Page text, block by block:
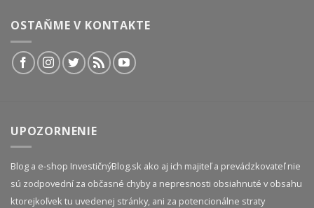
OSTAŇME V KONTAKTE
UPOZORNENIE
Blog a e-shop InvestičnýBlog.sk ako aj ich majiteľ a prevádzkovateľ nie
sú zodpovední za občasné chyby a nepresnosti obsiahnuté v obsahu
ktorejkoľvek tu uvedenej stránky, ani za potencionálne straty